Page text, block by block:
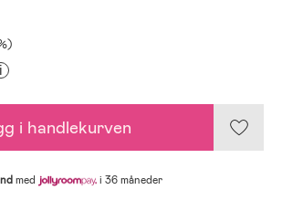
i
i handlekurven
med i 36 måneder